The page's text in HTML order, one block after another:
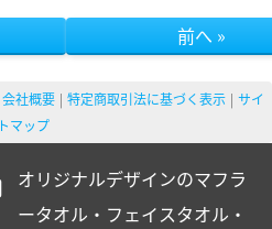
前へ »
会社概要 特定商取引法に基づく表示
サイ
トマップ
オリジナルデザインのマフラ
ータオル・フェイスタオル・